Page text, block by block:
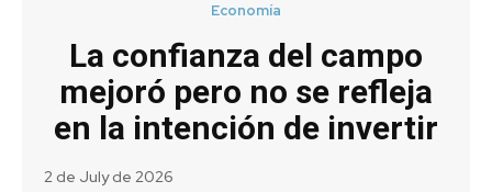
Economía
La confianza del campo
mejoró pero no se refleja
en la intención de invertir
2 de July de 2026